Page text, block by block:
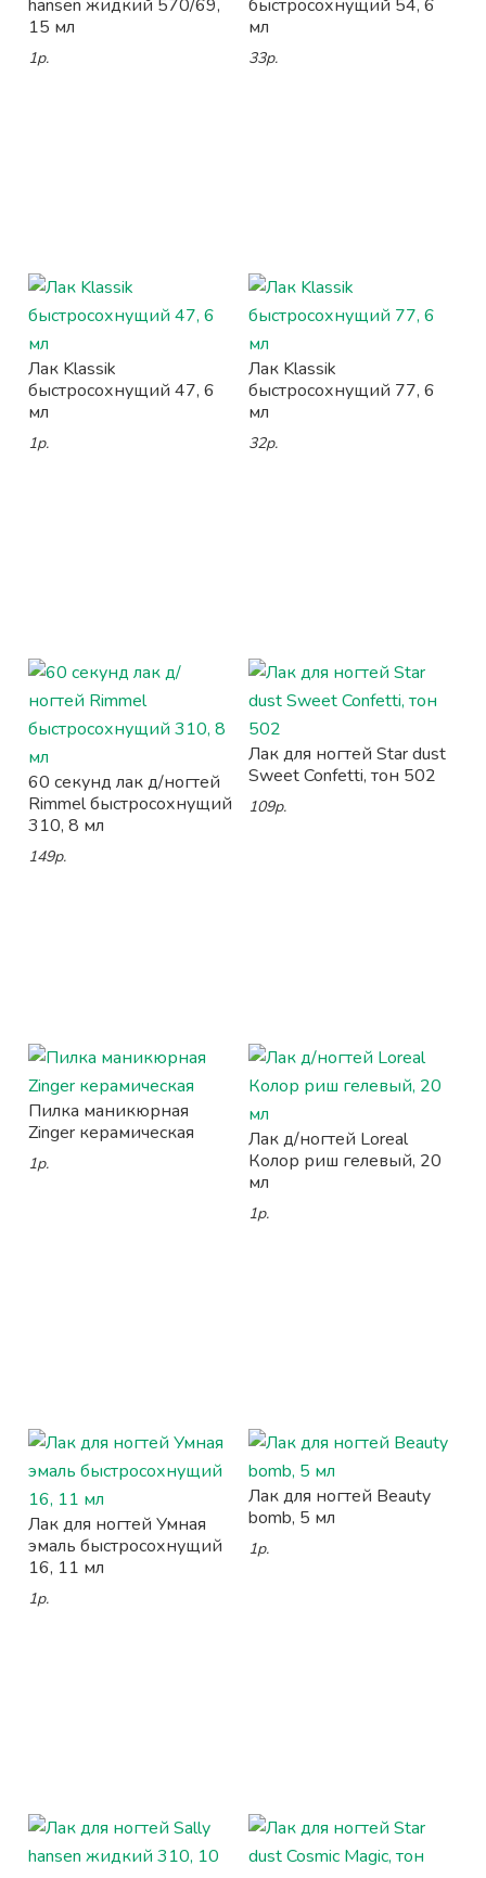
hansen жидкий 570/69,
15 мл
1р.
быстросохнущий 54, 6
мл
33р.
Лак Klassik
быстросохнущий 47, 6
мл
1р.
Лак Klassik
быстросохнущий 77, 6
мл
32р.
60 секунд лак д/ногтей
Rimmel быстросохнущий
310, 8 мл
149р.
Лак для ногтей Star dust
Sweet Confetti, тон 502
109р.
Пилка маникюрная
Zinger керамическая
1р.
Лак д/ногтей Loreal
Колор риш гелевый, 20
мл
1р.
Лак для ногтей Умная
эмаль быстросохнущий
16, 11 мл
1р.
Лак для ногтей Beauty
bomb, 5 мл
1р.